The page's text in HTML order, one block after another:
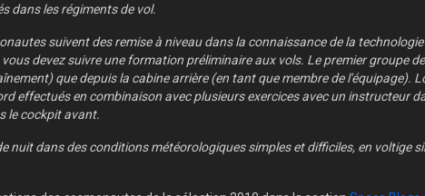
dans les régiments de vol.
suivent des remise à niveau dans la connaissance de la
devez suivre une formation préliminaire aux vols. Le premier groupe
que depuis la cabine arrière (en tant que membre de l'équipage).
effectués en combinaison avec plusieurs exercices avec un instructeur
le cockpit avant.
nuit dans des conditions météorologiques simples et difficiles, en voltige